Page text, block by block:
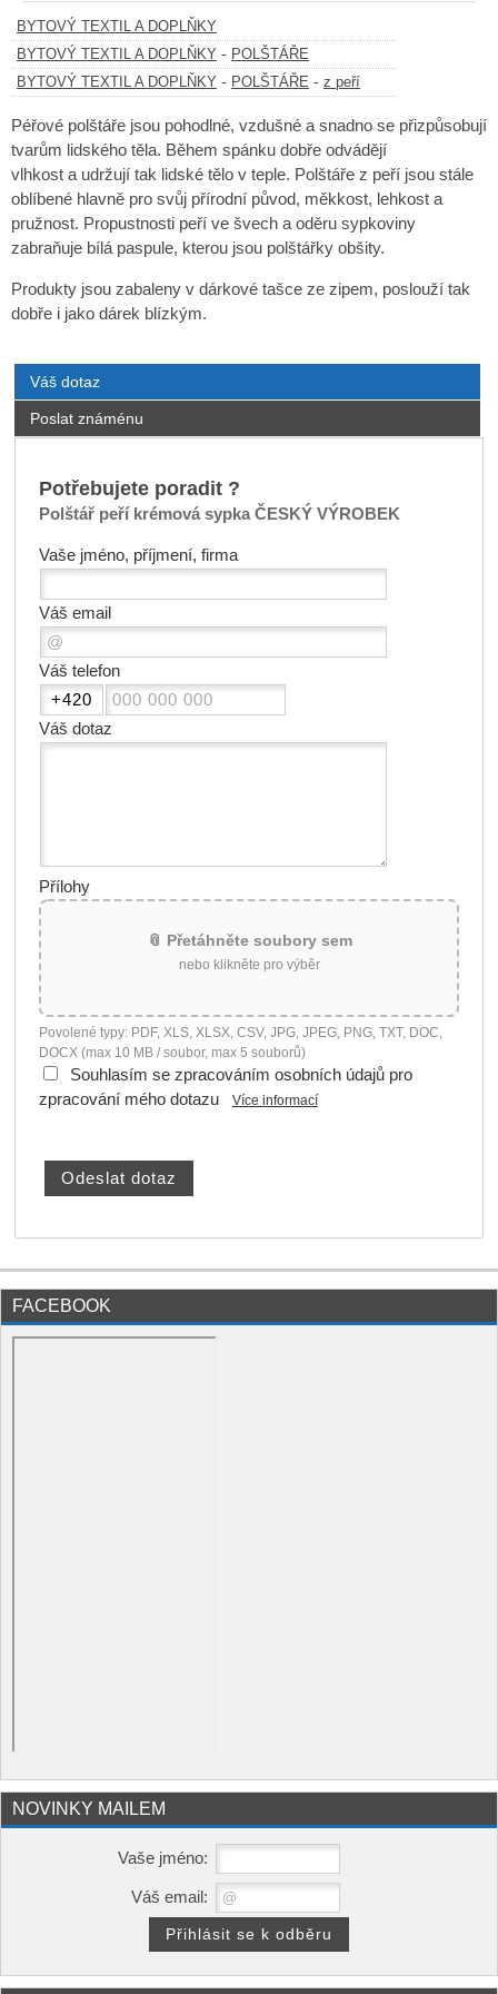
BYTOVÝ TEXTIL A DOPLŇKY
BYTOVÝ TEXTIL A DOPLŇKY - POLŠTÁŘE
BYTOVÝ TEXTIL A DOPLŇKY - POLŠTÁŘE - z peří
Péřové polštáře jsou pohodlné, vzdušné a snadno se přizpůsobují
tvarům lidského těla. Během spánku dobře odvádějí
vlhkost a udržují tak lidské tělo v teple. Polštáře z peří jsou stále
oblíbené hlavně pro svůj přírodní původ, měkkost, lehkost a
pružnost. Propustnosti peří ve švech a oděru sypkoviny
zabraňuje bílá paspule, kterou jsou polštářky obšity.
Produkty jsou zabaleny v dárkové tašce ze zipem, poslouží tak
dobře i jako dárek blízkým.
Váš dotaz
Poslat známénu
Potřebujete poradit ?
Polštář peří krémová sypka ČESKÝ VÝROBEK
Vaše jméno, příjmení, firma
Váš email
Váš telefon
Váš dotaz
Přílohy
📎 Přetáhněte soubory sem
nebo klikněte pro výběr
Povolené typy: PDF, XLS, XLSX, CSV, JPG, JPEG, PNG, TXT, DOC,
DOCX (max 10 MB / soubor, max 5 souborů)
Souhlasím se zpracováním osobních údajů pro
zpracování mého dotazu
Více informací
FACEBOOK
NOVINKY MAILEM
Vaše jméno:
Váš email: